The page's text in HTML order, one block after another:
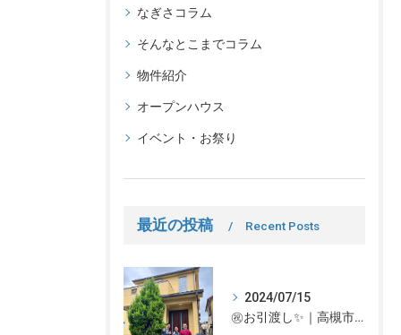
なぎさコラム
そんなとこまでコラム
物件紹介
オープンハウス
イベント・お祭り
最近の投稿 Recent Posts
2024/07/15
㊗お引渡し✨｜高槻市での不動産売却、不動産売買の事、何でもなぎさ不動産までご相談ください！